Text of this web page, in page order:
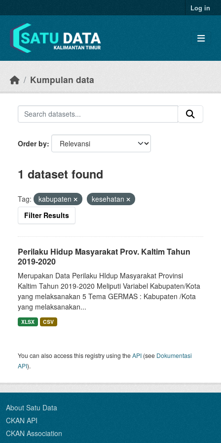
Log in
Kumpulan data
Order by
1 dataset found
Tag: kabupaten
kesehatan
Filter Results
Perilaku Hidup Masyarakat Prov. Kaltim Tahun
2019-2020
Merupakan Data Perilaku HIdup Masyarakat Provinsi
Kaltim Tahun 2019-2020 Meliputi Variabel Kabupaten/Kota
yang melaksanakan 5 Tema GERMAS : Kabupaten /Kota
yang melaksanakan...
XLSX CSV
You can also access this registry using theAPI (see Dokumentasi
API).
About Satu Data
CKAN API
CKAN Association